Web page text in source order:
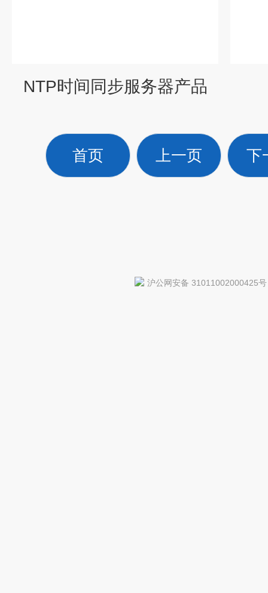
NTP时间同步服务器产品
首页 上一页 下
沪公网安备 31011002000425号